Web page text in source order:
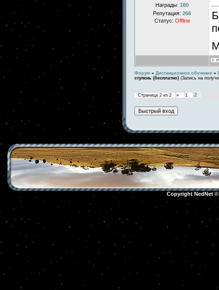
Награды: 180
Репутация: 266
Статус: Offline
Форум » Дистанционное обучение »
ступень (бесплатно) (Запись на
Страница 2 из 2 « 1 2
Copyright NedNet